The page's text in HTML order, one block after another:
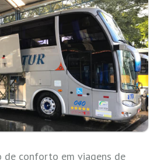
de conforto em viagens de